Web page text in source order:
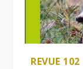
REVUE 102